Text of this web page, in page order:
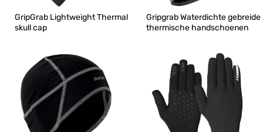
GripGrab Lightweight Thermal
skull cap
Gripgrab Waterdichte gebreide
thermische handschoenen